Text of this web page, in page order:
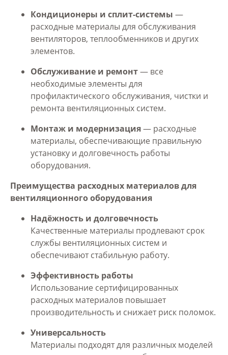
Кондиционеры и сплит-системы —
расходные материалы для обслуживания
вентиляторов, теплообменников и других
элементов.
Обслуживание и ремонт— все
необходимые элементы для
профилактического обслуживания, чистки и
ремонта вентиляционных систем.
Монтаж и модернизация— расходные
материалы, обеспечивающие правильную
установку и долговечность работы
оборудования.
Преимущества расходных материалов для
вентиляционного оборудования
Надёжность и долговечность
Качественные материалы продлевают срок
службы вентиляционных систем и
обеспечивают стабильную работу.
Эффективность работы
Использование сертифицированных
расходных материалов повышает
производительность и снижает риск поломок.
Универсальность
Материалы подходят для различных моделей